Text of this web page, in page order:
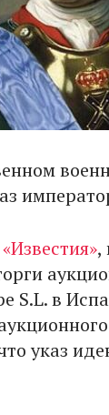
«Известия»,
S.L. в
указ